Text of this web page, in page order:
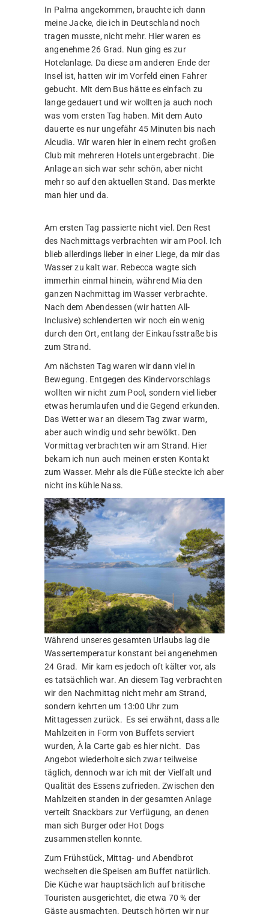
In Palma angekommen, brauchte ich dann
meine Jacke, die ich in Deutschland noch
tragen musste, nicht mehr. Hier waren es
angenehme 26 Grad. Nun ging es zur
Hotelanlage. Da diese am anderen Ende der
Insel ist, hatten wir im Vorfeld einen Fahrer
gebucht. Mit dem Bus hätte es einfach zu
lange gedauert und wir wollten ja auch noch
was vom ersten Tag haben. Mit dem Auto
dauerte es nur ungefähr 45 Minuten bis nach
Alcudia. Wir waren hier in einem recht großen
Club mit mehreren Hotels untergebracht. Die
Anlage an sich war sehr schön, aber nicht
mehr so auf den aktuellen Stand. Das merkte
man hier und da.
Am ersten Tag passierte nicht viel. Den Rest
des Nachmittags verbrachten wir am Pool. Ich
blieb allerdings lieber in einer Liege, da mir das
Wasser zu kalt war. Rebecca wagte sich
immerhin einmal hinein, während Mia den
ganzen Nachmittag im Wasser verbrachte.
Nach dem Abendessen (wir hatten All-
Inclusive) schlenderten wir noch ein wenig
durch den Ort, entlang der Einkaufsstraße bis
zum Strand.
Am nächsten Tag waren wir dann viel in
Bewegung. Entgegen des Kindervorschlags
wollten wir nicht zum Pool, sondern viel lieber
etwas herumlaufen und die Gegend erkunden.
Das Wetter war an diesem Tag zwar warm,
aber auch windig und sehr bewölkt. Den
Vormittag verbrachten wir am Strand. Hier
bekam ich nun auch meinen ersten Kontakt
zum Wasser. Mehr als die Füße steckte ich aber
nicht ins kühle Nass.
Während unseres gesamten Urlaubs lag die
Wassertemperatur konstant bei angenehmen
24 Grad. Mir kam es jedoch oft kälter vor, als
es tatsächlich war. An diesem Tag verbrachten
wir den Nachmittag nicht mehr am Strand,
sondern kehrten um 13:00 Uhr zum
Mittagessen zurück. Es sei erwähnt, dass alle
Mahlzeiten in Form von Buffets serviert
wurden, À la Carte gab es hier nicht. Das
Angebot wiederholte sich zwar teilweise
täglich, dennoch war ich mit der Vielfalt und
Qualität des Essens zufrieden. Zwischen den
Mahlzeiten standen in der gesamten Anlage
verteilt Snackbars zur Verfügung, an denen
man sich Burger oder Hot Dogs
zusammenstellen konnte.
Zum Frühstück, Mittag- und Abendbrot
wechselten die Speisen am Buffet natürlich.
Die Küche war hauptsächlich auf britische
Touristen ausgerichtet, die etwa 70 % der
Gäste ausmachten. Deutsch hörten wir nur